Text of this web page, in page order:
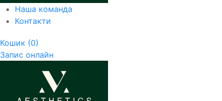
Наша команда
Контакти
Кошик (0)
Запис онлайн